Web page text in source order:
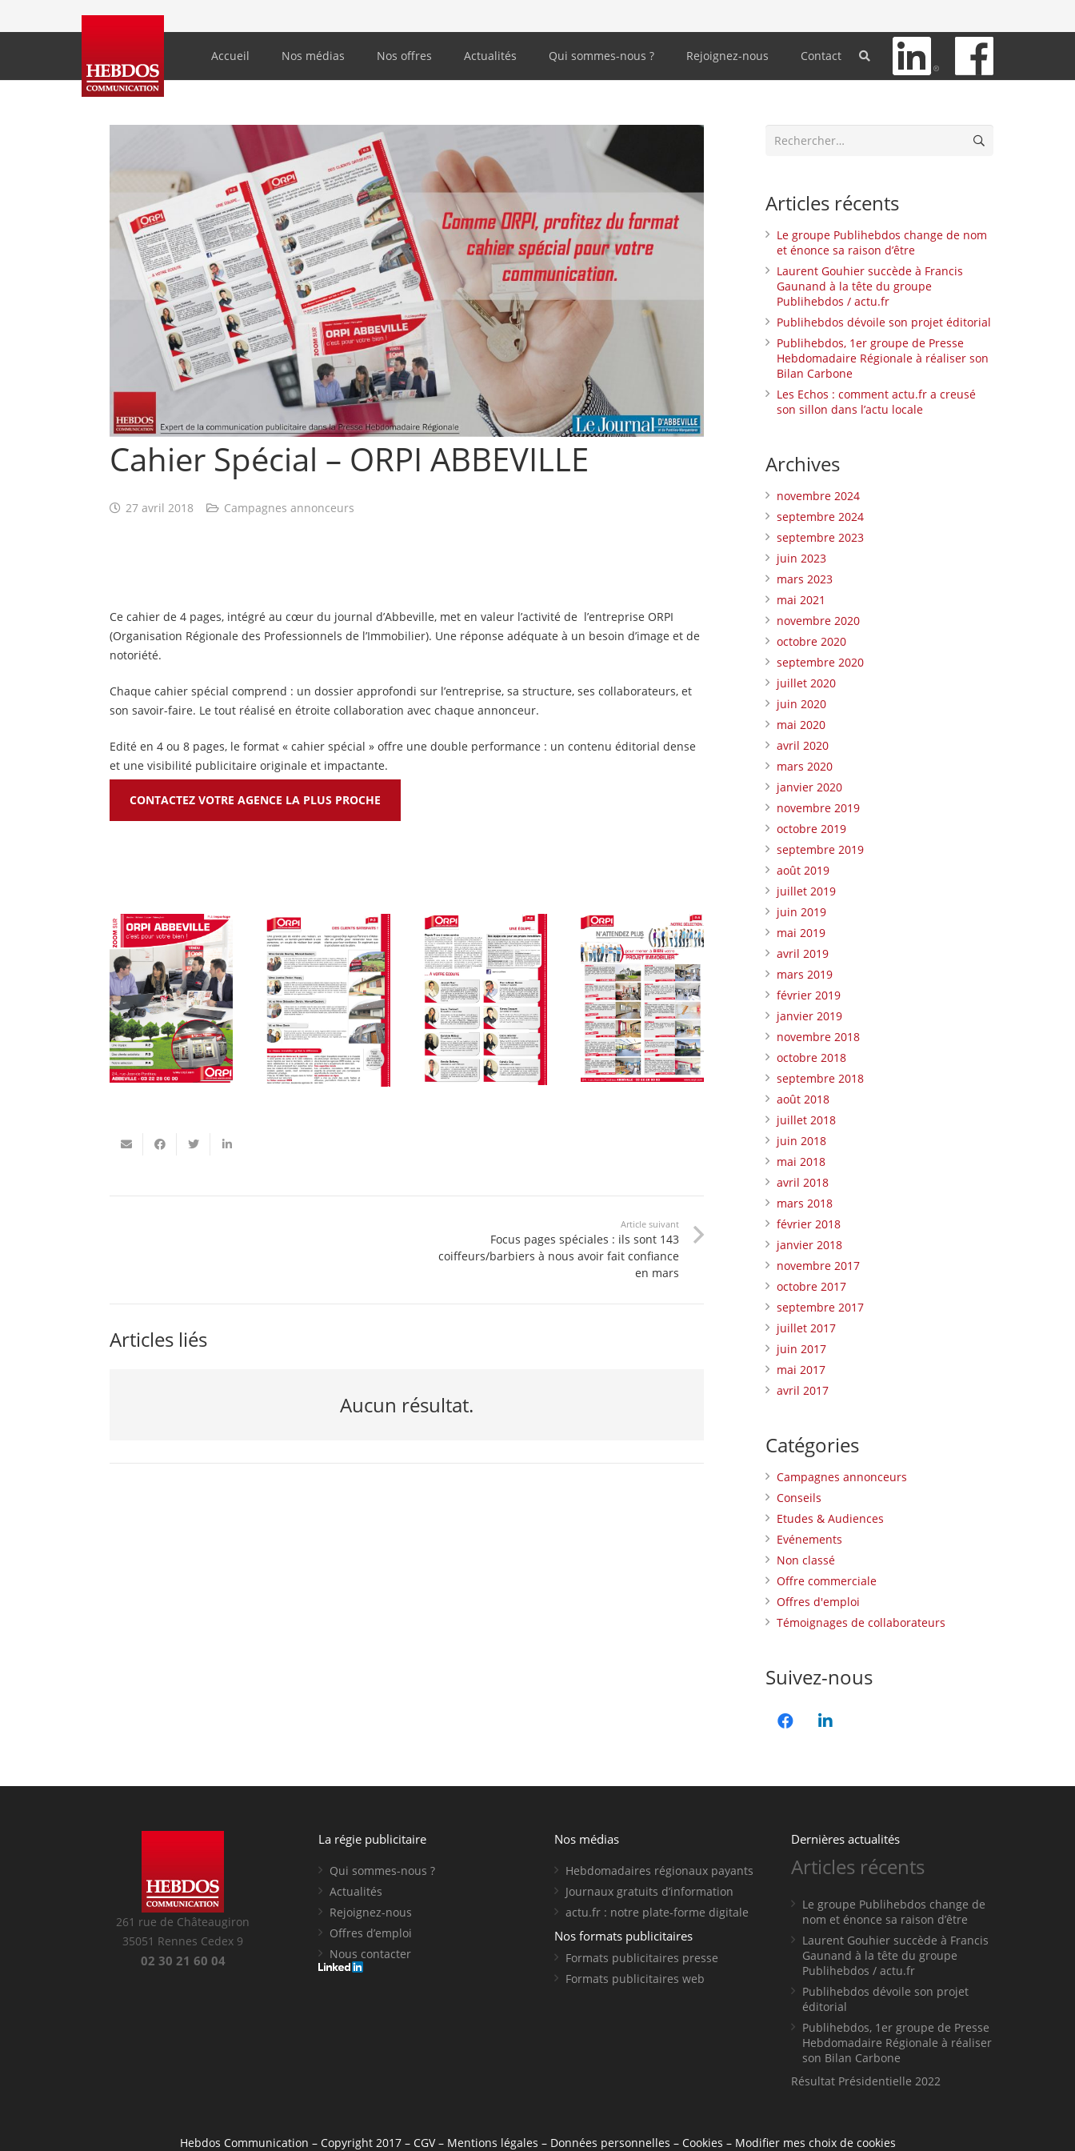
Accueil Nos médias Nos offres Actualités Qui sommes-nous ? Rejoignez-nous Contact
Cahier Spécial – ORPI ABBEVILLE
27 avril 2018 Campagnes annonceurs
Ce cahier de 4 pages, intégré au cœur du journal d’Abbeville, met en valeur l’activité de l’entreprise ORPI
(Organisation Régionale des Professionnels de l’Immobilier). Une réponse adéquate à un besoin d’image et de
notoriété.
Chaque cahier spécial comprend : un dossier approfondi sur l’entreprise, sa structure, ses collaborateurs, et
son savoir-faire. Le tout réalisé en étroite collaboration avec chaque annonceur.
Edité en 4 ou 8 pages, le format « cahier spécial » offre une double performance : un contenu éditorial dense
et une visibilité publicitaire originale et impactante.
CONTACTEZ VOTRE AGENCE LA PLUS PROCHE
Article suivant
Focus pages spéciales : ils sont 143
coiffeurs/barbiers à nous avoir fait confiance
en mars
Articles liés
Aucun résultat.
Rechercher :
Articles récents
Le groupe Publihebdos change de nom
et énonce sa raison d’être
Laurent Gouhier succède à Francis
Gaunand à la tête du groupe
Publihebdos / actu.fr
Publihebdos dévoile son projet éditorial
Publihebdos, 1er groupe de Presse
Hebdomadaire Régionale à réaliser son
Bilan Carbone
Les Echos : comment actu.fr a creusé
son sillon dans l’actu locale
Archives
novembre 2024
septembre 2024
septembre 2023
juin 2023
mars 2023
mai 2021
novembre 2020
octobre 2020
septembre 2020
juillet 2020
juin 2020
mai 2020
avril 2020
mars 2020
janvier 2020
novembre 2019
octobre 2019
septembre 2019
août 2019
juillet 2019
juin 2019
mai 2019
avril 2019
mars 2019
février 2019
janvier 2019
novembre 2018
octobre 2018
septembre 2018
août 2018
juillet 2018
juin 2018
mai 2018
avril 2018
mars 2018
février 2018
janvier 2018
novembre 2017
octobre 2017
septembre 2017
juillet 2017
juin 2017
mai 2017
avril 2017
Catégories
Campagnes annonceurs
Conseils
Etudes & Audiences
Evénements
Non classé
Offre commerciale
Offres d'emploi
Témoignages de collaborateurs
Suivez-nous
261 rue de Châteaugiron
35051 Rennes Cedex 9
02 30 21 60 04
La régie publicitaire
Qui sommes-nous ?
Actualités
Rejoignez-nous
Offres d’emploi
Nous contacter
Nos médias
Hebdomadaires régionaux payants
Journaux gratuits d’information
actu.fr : notre plate-forme digitale
Nos formats publicitaires
Formats publicitaires presse
Formats publicitaires web
Dernières actualités
Articles récents
Le groupe Publihebdos change de
nom et énonce sa raison d’être
Laurent Gouhier succède à Francis
Gaunand à la tête du groupe
Publihebdos / actu.fr
Publihebdos dévoile son projet
éditorial
Publihebdos, 1er groupe de Presse
Hebdomadaire Régionale à réaliser
son Bilan Carbone
Résultat Présidentielle 2022
Hebdos Communication – Copyright 2017 – CGV– Mentions légales – Données personnelles – Cookies – Modifier mes choix de cookies